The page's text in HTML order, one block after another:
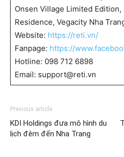
Email: support@reti.vn
Previous article
KDI Holdings đưa mô hình du
lịch đêm đến Nha Trang